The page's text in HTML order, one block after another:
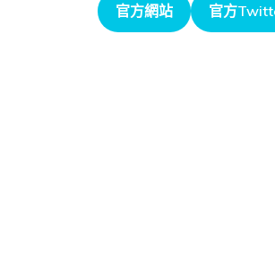
官方網站 官方